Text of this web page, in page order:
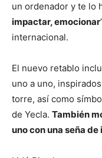
un ordenador y te lo
impactar, emocionar
internacional.
El nuevo retablo
uno a uno,
torre, así como
de Yecla. También
uno con una seña